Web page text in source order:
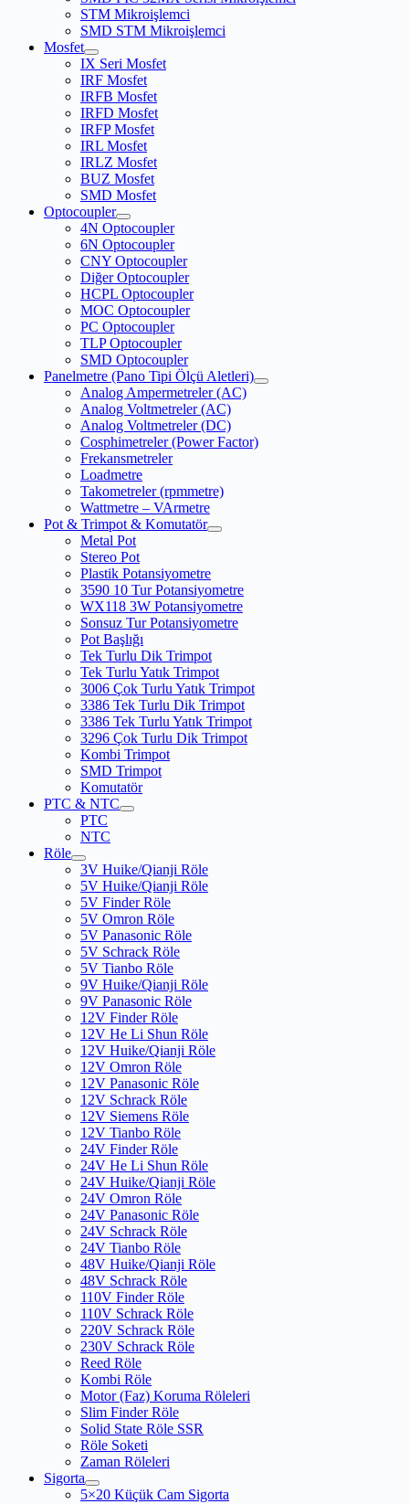
STM Mikroişlemci
SMD STM Mikroişlemci
Mosfet
IX Seri Mosfet
IRF Mosfet
IRFB Mosfet
IRFD Mosfet
IRFP Mosfet
IRL Mosfet
IRLZ Mosfet
BUZ Mosfet
SMD Mosfet
Optocoupler
4N Optocoupler
6N Optocoupler
CNY Optocoupler
Diğer Optocoupler
HCPL Optocoupler
MOC Optocoupler
PC Optocoupler
TLP Optocoupler
SMD Optocoupler
Panelmetre (Pano Tipi Ölçü Aletleri)
Analog Ampermetreler (AC)
Analog Voltmetreler (AC)
Analog Voltmetreler (DC)
Cosphimetreler (Power Factor)
Frekansmetreler
Loadmetre
Takometreler (rpmmetre)
Wattmetre – VArmetre
Pot & Trimpot & Komutatör
Metal Pot
Stereo Pot
Plastik Potansiyometre
3590 10 Tur Potansiyometre
WX118 3W Potansiyometre
Sonsuz Tur Potansiyometre
Pot Başlığı
Tek Turlu Dik Trimpot
Tek Turlu Yatık Trimpot
3006 Çok Turlu Yatık Trimpot
3386 Tek Turlu Dik Trimpot
3386 Tek Turlu Yatık Trimpot
3296 Çok Turlu Dik Trimpot
Kombi Trimpot
SMD Trimpot
Komutatör
PTC & NTC
PTC
NTC
Röle
3V Huike/Qianji Röle
5V Huike/Qianji Röle
5V Finder Röle
5V Omron Röle
5V Panasonic Röle
5V Schrack Röle
5V Tianbo Röle
9V Huike/Qianji Röle
9V Panasonic Röle
12V Finder Röle
12V He Li Shun Röle
12V Huike/Qianji Röle
12V Omron Röle
12V Panasonic Röle
12V Schrack Röle
12V Siemens Röle
12V Tianbo Röle
24V Finder Röle
24V He Li Shun Röle
24V Huike/Qianji Röle
24V Omron Röle
24V Panasonic Röle
24V Schrack Röle
24V Tianbo Röle
48V Huike/Qianji Röle
48V Schrack Röle
110V Finder Röle
110V Schrack Röle
220V Schrack Röle
230V Schrack Röle
Reed Röle
Kombi Röle
Motor (Faz) Koruma Röleleri
Slim Finder Röle
Solid State Röle SSR
Röle Soketi
Zaman Röleleri
Sigorta
5×20 Küçük Cam Sigorta